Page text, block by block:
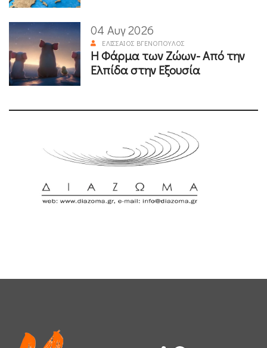
04 Αυγ 2026
ΕΛΙΣΣΑΊΟΣ ΒΓΕΝΌΠΟΥΛΟΣ
Η Φάρμα των Ζώων- Από την
Ελπίδα στην Εξουσία